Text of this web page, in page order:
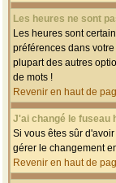
Les heures ne sont
Les heures sont
préférences dans
plupart des autres
de mots !
Revenir en haut de
J'ai changé le fuseau
Si vous êtes sûr
gérer le changement
Revenir en haut de